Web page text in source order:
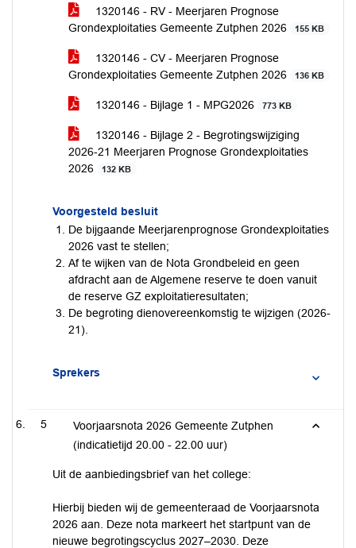
1320146 - RV - Meerjaren Prognose
Grondexploitaties Gemeente Zutphen 2026
155 KB
1320146 - CV - Meerjaren Prognose
Grondexploitaties Gemeente Zutphen 2026
136 KB
1320146 - Bijlage 1 - MPG2026 773 KB
1320146 - Bijlage 2 - Begrotingswijziging
2026-21 Meerjaren Prognose Grondexploitaties
2026
132 KB
Voorgesteld besluit
De bijgaande Meerjarenprognose Grondexploitaties
2026 vast te stellen;
Af te wijken van de Nota Grondbeleid en geen
afdracht aan de Algemene reserve te doen vanuit
de reserve GZ exploitatieresultaten;
De begroting dienovereenkomstig te wijzigen (2026-
21).
Sprekers
5
Voorjaarsnota 2026 Gemeente Zutphen
(indicatietijd 20.00 - 22.00 uur)
Uit de aanbiedingsbrief van het college:
Hierbij bieden wij de gemeenteraad de Voorjaarsnota
2026 aan. Deze nota markeert het startpunt van de
nieuwe begrotingscyclus 2027–2030. Deze